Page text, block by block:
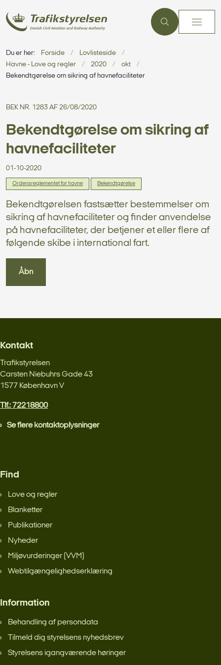
Du er her: Forside
Lovlisteside
Havne - Love og regler
2020
okt
Bekendtgørelse om sikring af havnefaciliteter
BEK NR. 1283 AF 26/08/2020
Bekendtgørelse om sikring af
havnefaciliteter
01-10-2020
Ordensreglementet for havne Bekendtgørelse
Bekendtgørelsen fastsætter bestemmelser om
sikring af havnefaciliteter og finder anvendelse
på havnefaciliteter, der betjener et eller flere af
følgende skibe i international fart.
Åbn
Kontakt
Trafikstyrelsen
Carsten Niebuhrs Gade 43
1577 København V
Tlf.: 72218800
Se flere kontaktoplysninger
Find
Love og regler
Blanketter
Publikationer
Nyheder
Miljøvurderinger (VVM)
Webtilgængelighedserklæring
Information
Behandling af persondata
Tilmeld dig styrelsens nyhedsbrev
Styrelsens igangværende høringer